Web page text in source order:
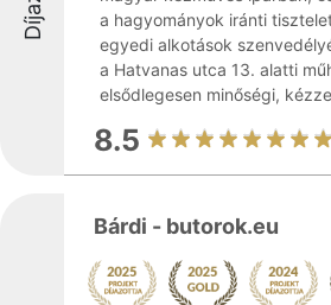
a hagyományok iránti
egyedi alkotások
a Hatvanas utca 13. alatti
elsődlegesen minőségi,
8.5
Bárdi - butorok.eu